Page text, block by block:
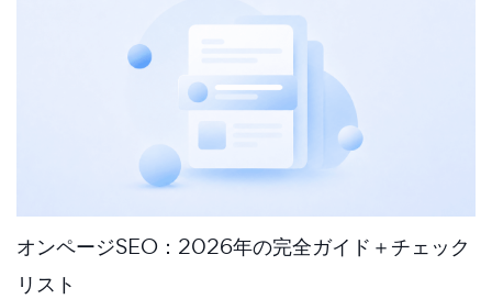
オンページSEO：2026年の完全ガイド＋チェック
リスト